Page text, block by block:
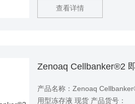
查看详情
产品名称：Zenoaq
用型冻存液 现货 产品货号：